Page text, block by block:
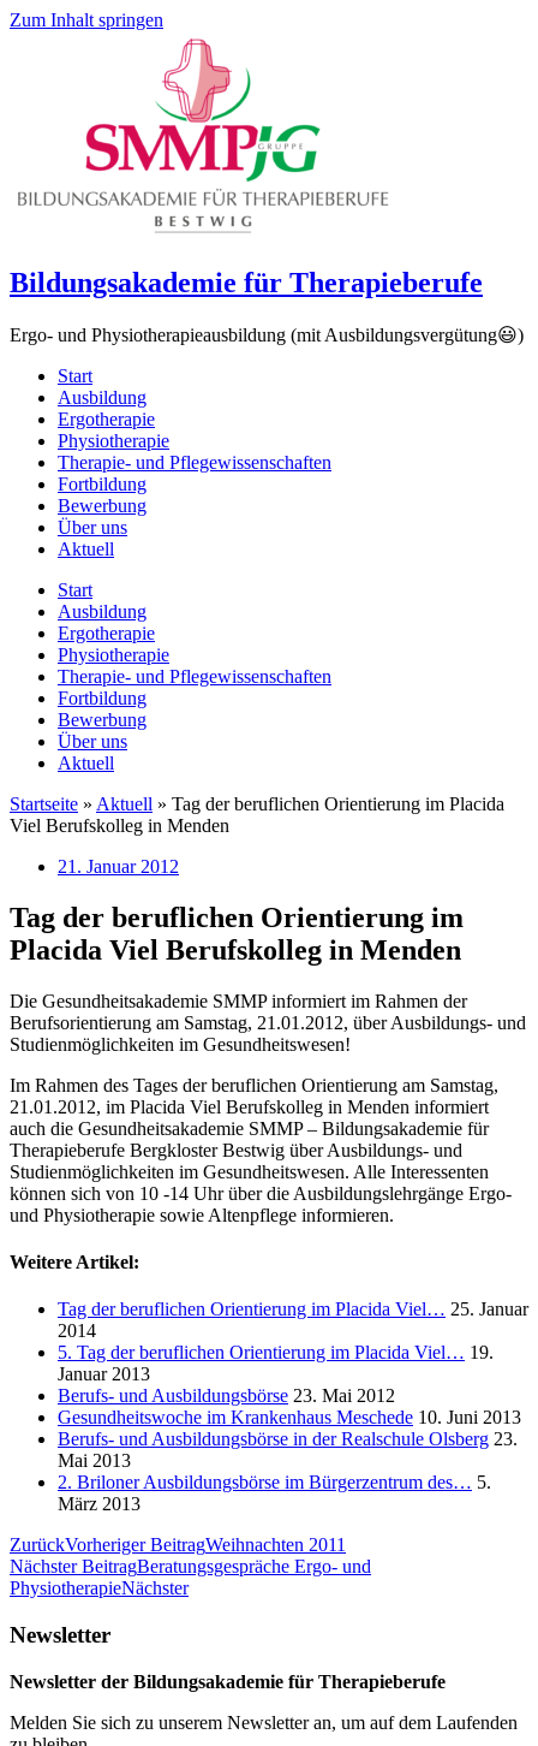
Zum Inhalt springen
Bildungsakademie für Therapieberufe
Ergo- und Physiotherapieausbildung (mit Ausbildungsvergütung😃)
Start
Ausbildung
Ergotherapie
Physiotherapie
Therapie- und Pflegewissenschaften
Fortbildung
Bewerbung
Über uns
Aktuell
Start
Ausbildung
Ergotherapie
Physiotherapie
Therapie- und Pflegewissenschaften
Fortbildung
Bewerbung
Über uns
Aktuell
Startseite » Aktuell » Tag der beruflichen Orientierung im Placida
Viel Berufskolleg in Menden
21. Januar 2012
Tag der beruflichen Orientierung im
Placida Viel Berufskolleg in Menden
Die Gesundheitsakademie SMMP informiert im Rahmen der
Berufsorientierung am Samstag, 21.01.2012, über Ausbildungs- und
Studienmöglichkeiten im Gesundheitswesen!
Im Rahmen des Tages der beruflichen Orientierung am Samstag,
21.01.2012, im Placida Viel Berufskolleg in Menden informiert
auch die Gesundheitsakademie SMMP – Bildungsakademie für
Therapieberufe Bergkloster Bestwig über Ausbildungs- und
Studienmöglichkeiten im Gesundheitswesen. Alle Interessenten
können sich von 10 -14 Uhr über die Ausbildungslehrgänge Ergo-
und Physiotherapie sowie Altenpflege informieren.
Weitere Artikel:
Tag der beruflichen Orientierung im Placida Viel… 25. Januar
2014
5. Tag der beruflichen Orientierung im Placida Viel… 19.
Januar 2013
Berufs- und Ausbildungsbörse 23. Mai 2012
Gesundheitswoche im Krankenhaus Meschede 10. Juni 2013
Berufs- und Ausbildungsbörse in der Realschule Olsberg 23.
Mai 2013
2. Briloner Ausbildungsbörse im Bürgerzentrum des… 5.
März 2013
ZurückVorheriger BeitragWeihnachten 2011
Nächster BeitragBeratungsgespräche Ergo- und
PhysiotherapieNächster
Newsletter
Newsletter der Bildungsakademie für Therapieberufe
Melden Sie sich zu unserem Newsletter an, um auf dem Laufenden